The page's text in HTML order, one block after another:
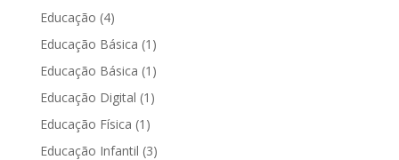
Educação (4)
Educação Básica (1)
Educação Básica (1)
Educação Digital (1)
Educação Física (1)
Educação Infantil (3)